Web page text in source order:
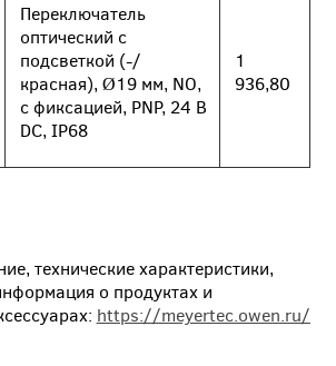
Переключатель
оптический с
подсветкой (-/
красная), Ø19 мм, NO,
с фиксацией, PNP, 24 В
DC, IP68
1
936,80
технические характеристики,
о продуктах и
https://meyertec.owen.ru/